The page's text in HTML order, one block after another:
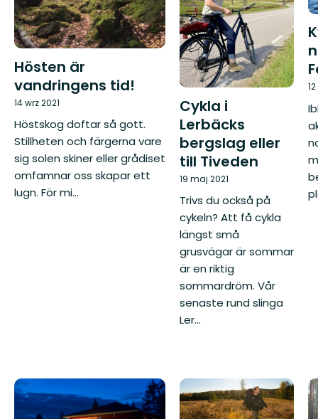
Hösten är
vandringens tid!
14 wrz 2021
Höstskog doftar så gott.
Stillheten och färgerna vare
sig solen skiner eller grådiset
omfamnar oss skapar ett
lugn. För mi...
Cykla i
Lerbäcks
bergslag eller
till Tiveden
19 maj 2021
Trivs du också på
cykeln? Att få cykla
längst små
grusvägar är sommar
är en riktig
sommardröm. Vår
senaste rund slinga
Ler...